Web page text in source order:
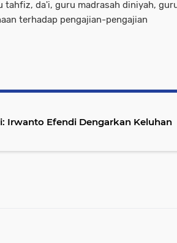
tahfiz, da'i, guru madrasah diniyah,
terhadap pengajian-pengajian
Irwanto Efendi Dengarkan Keluhan